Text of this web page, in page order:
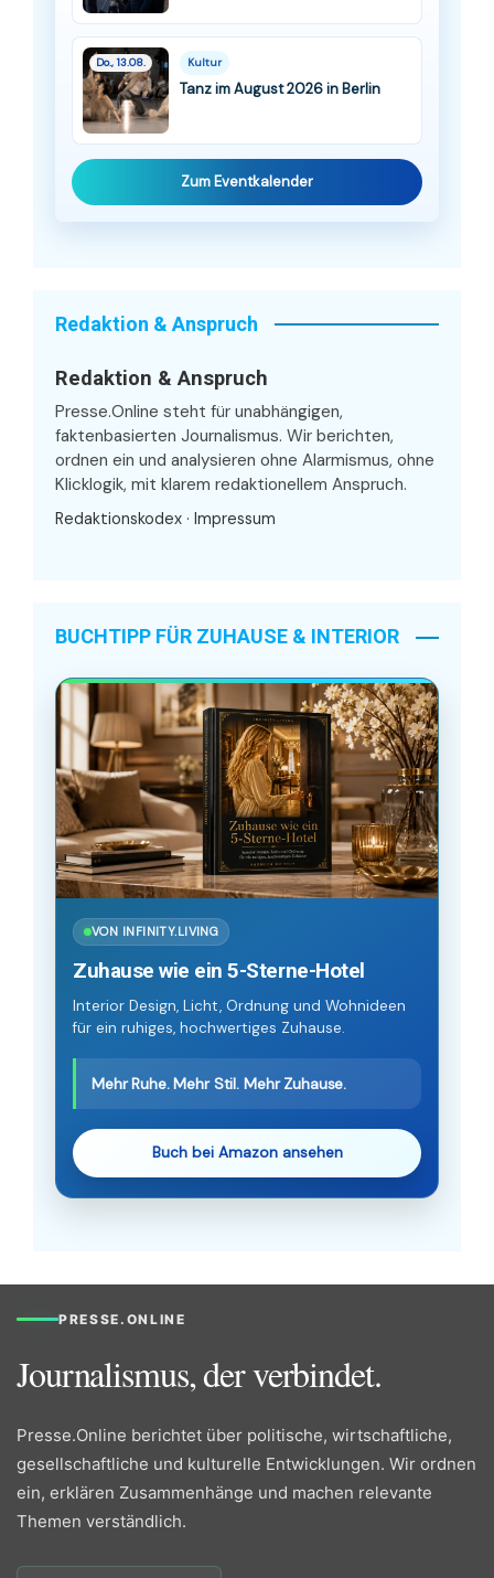
Do., 13.08. Kultur
Tanz im August 2026 in Berlin
Zum Eventkalender
Redaktion & Anspruch
Redaktion & Anspruch
Presse.Online steht für unabhängigen,
faktenbasierten Journalismus. Wir berichten,
ordnen ein und analysieren ohne Alarmismus, ohne
Klicklogik, mit klarem redaktionellem Anspruch.
Redaktionskodex · Impressum
BUCHTIPP FÜR ZUHAUSE & INTERIOR
VON INFINITY.LIVING
Zuhause wie ein 5-Sterne-Hotel
Interior Design, Licht, Ordnung und Wohnideen
für ein ruhiges, hochwertiges Zuhause.
Mehr Ruhe. Mehr Stil. Mehr Zuhause.
Buch bei Amazon ansehen
PRESSE.ONLINE
Journalismus, der verbindet.
Presse.Online berichtet über politische, wirtschaftliche,
gesellschaftliche und kulturelle Entwicklungen. Wir ordnen
ein, erklären Zusammenhänge und machen relevante
Themen verständlich.